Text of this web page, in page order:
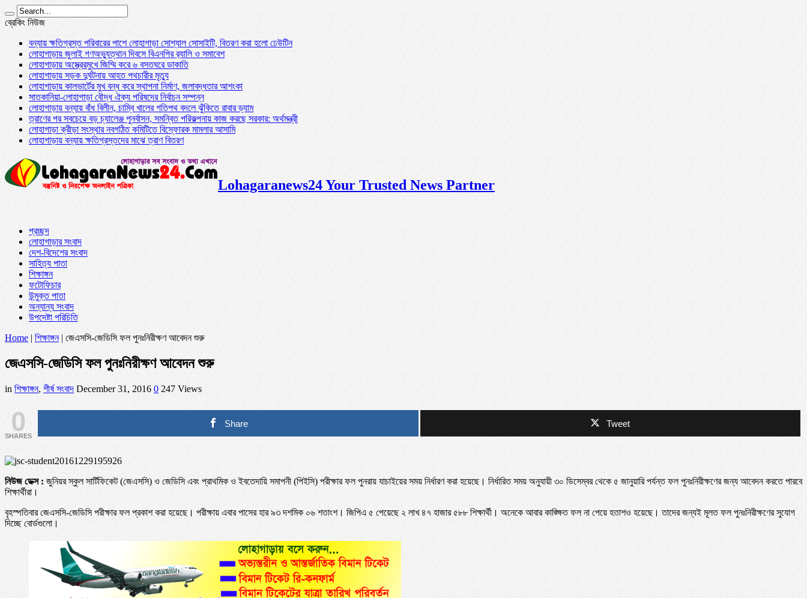
ব্রেকিং নিউজ
বন্যায় ক্ষতিগ্রস্ত পরিবারের পাশে লোহাগাড়া সোশ্যাল সোসাইটি, বিতরণ করা হলো ঢেউটিন
লোহাগাড়ায় জুলাই গণঅভ্যুত্থান দিবসে বিএনপির র‌্যালি ও সমাবেশ
লোহাগাড়ায় অস্ত্রেরমুখে জিম্মি করে ৬ বসতঘরে ডাকাতি
লোহাগাড়ায় সড়ক দুর্ঘটনায় আহত পথচারীর মৃত্যু
লোহাগাড়ায় কালভার্টের মুখ বন্ধ করে স্থাপনা নির্মাণ, জলাবদ্ধতার আশংকা
সাতকানিয়া-লোহাগাড়া বৌদ্ধ ঐক্য পরিষদের নির্বাচন সম্পন্ন
লোহাগাড়ায় বন্যায় বাঁধ বিলীন, চাম্বি খালের গতিপথ বদলে ঝুঁকিতে রাবার ড্যাম
ত্রাণের পর সবচেয়ে বড় চ্যালেঞ্জ পুনর্বাসন, সমন্বিত পরিকল্পনায় কাজ করছে সরকার: অর্থমন্ত্রী
লোহাগাড়া ক্রীড়া সংস্থার নবগঠিত কমিটিতে বিস্ফোরক মামলার আসামি
লোহাগাড়ায় বন্যায় ক্ষতিগ্রস্তদের মাঝে ত্রাণ বিতরণ
Lohagaranews24 Your Trusted News Partner
প্রচ্ছদ
লোহাগাড়ার সংবাদ
দেশ-বিদেশের সংবাদ
সাহিত্য পাতা
শিক্ষাঙ্গন
ফটোফিচার
উন্মুক্ত পাতা
অন্যান্য সংবাদ
উপদেষ্টা পরিচিতি
Home | শিক্ষাঙ্গন | জেএসসি-জেডিসি ফল পুনঃনিরীক্ষণ আবেদন শুরু
জেএসসি-জেডিসি ফল পুনঃনিরীক্ষণ আবেদন শুরু
in শিক্ষাঙ্গন, শীর্ষ সংবাদ December 31, 2016 0 247 Views
0
SHARES
Share Tweet
নিউজ ডেক্স :জুনিয়র স্কুল সার্টিফিকেট (জেএসসি) ও জেডিসি এবং প্রাথমিক ও ইবতেদায়ি সমাপনী (পিইসি) পরীক্ষার ফল পুনরায় যাচাইয়ের সময় নির্ধারণ করা হয়েছে। নির্ধারিত সময় অনুযায়ী ৩০ ডিসেম্বর থেকে ৫ জানুয়ারি পর্যন্ত ফল পুনঃনিরীক্ষণের জন্য আবেদন করতে পারবে
শিক্ষার্থীরা।
বৃহস্পতিবার জেএসসি-জেডিসি পরীক্ষার ফল প্রকাশ করা হয়েছে। পরীক্ষায় এবার পাসের হার ৯৩ দশমিক ০৬ শতাংশ। জিপিএ ৫ পেয়েছে ২ লাখ ৪৭ হাজার ৫৮৮ শিক্ষার্থী। অনেকে আবার কাঙ্ক্ষিত ফল না পেয়ে হতাশও হয়েছে। তাদের জন্যই মূলত ফল পুনঃনিরীক্ষণের সুযোগ
দিচ্ছে বোর্ডগুলো।